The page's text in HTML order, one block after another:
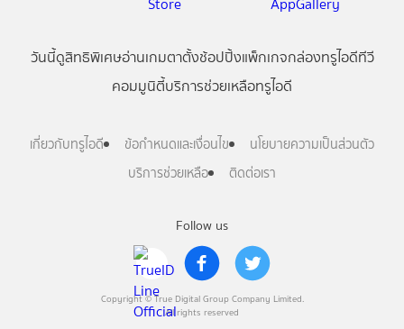
Follow us
Copyright © True Digital Group Company Limited.
All rights reserved
วันนี้ดูสิทธิพิเศษอ่านเกมตาตั้งช้อปปิ้งแพ็กเกจกล่องทรูไอดีทีวี
คอมมูนิตี้บริการช่วยเหลือทรูไอดี
เกี่ยวกับทรูไอดี ข้อกำหนดและเงื่อนไข
นโยบายความเป็นส่วนตัว
บริการช่วยเหลือ
ติดต่อเรา